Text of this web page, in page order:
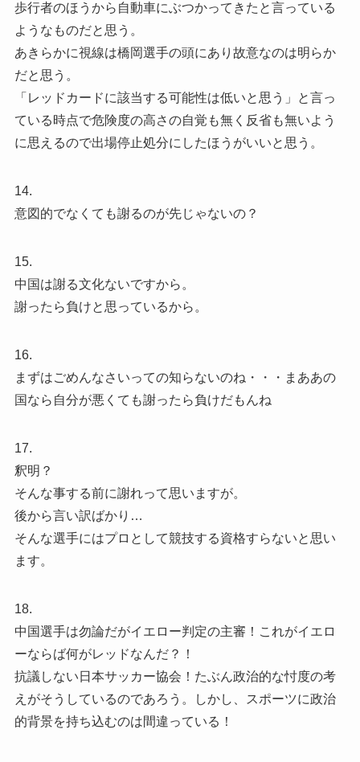
歩行者のほうから自動車にぶつかってきたと言っている
ようなものだと思う。
あきらかに視線は橋岡選手の頭にあり故意なのは明らか
だと思う。
「レッドカードに該当する可能性は低いと思う」と言っ
ている時点で危険度の高さの自覚も無く反省も無いよう
に思えるので出場停止処分にしたほうがいいと思う。
14.
意図的でなくても謝るのが先じゃないの？
15.
中国は謝る文化ないですから。
謝ったら負けと思っているから。
16.
まずはごめんなさいっての知らないのね・・・まああの
国なら自分が悪くても謝ったら負けだもんね
17.
釈明？
そんな事する前に謝れって思いますが。
後から言い訳ばかり…
そんな選手にはプロとして競技する資格すらないと思い
ます。
18.
中国選手は勿論だがイエロー判定の主審！これがイエロ
ーならば何がレッドなんだ？！
抗議しない日本サッカー協会！たぶん政治的な忖度の考
えがそうしているのであろう。しかし、スポーツに政治
的背景を持ち込むのは間違っている！